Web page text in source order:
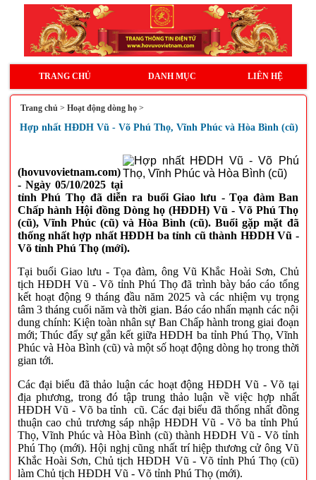
TRANG CHỦ DANH MỤC LIÊN HỆ
Trang chủ > Hoạt động dòng họ>
Hợp nhất HĐDH Vũ - Võ Phú Thọ, Vĩnh Phúc và Hòa Bình (cũ)
(hovuvovietnam.com)
- Ngày 05/10/2025 tại
tỉnh Phú Thọ đã diễn ra buổi Giao lưu - Tọa đàm Ban
Chấp hành Hội đồng Dòng họ (HĐDH) Vũ - Võ Phú Thọ
(cũ), Vĩnh Phúc (cũ) và Hòa Bình (cũ). Buổi gặp mặt đã
thống nhất hợp nhất HĐDH ba tỉnh cũ thành HĐDH Vũ -
Võ tỉnh Phú Thọ (mới).
Tại buổi Giao lưu - Tọa đàm, ông Vũ Khắc Hoài Sơn, Chủ
tịch HĐDH Vũ - Võ tỉnh Phú Thọ đã trình bày báo cáo tổng
kết hoạt động 9 tháng đầu năm 2025 và các nhiệm vụ trọng
tâm 3 tháng cuối năm và thời gian. Báo cáo nhấn mạnh các nội
dung chính: Kiện toàn nhân sự Ban Chấp hành trong giai đoạn
mới; Thúc đẩy sự gắn kết giữa HĐDH ba tỉnh Phú Thọ, Vĩnh
Phúc và Hòa Bình (cũ) và một số hoạt động dòng họ trong thời
gian tới.
Các đại biểu đã thảo luận các hoạt động HĐDH Vũ - Võ tại
địa phương, trong đó tập trung thảo luận về việc hợp nhất
HĐDH Vũ - Võ ba tỉnh cũ. Các đại biểu đã thống nhất đồng
thuận cao chủ trương sáp nhập HĐDH Vũ - Võ ba tỉnh Phú
Thọ, Vĩnh Phúc và Hòa Bình (cũ) thành HĐDH Vũ - Võ tỉnh
Phú Thọ (mới). Hội nghị cũng nhất trí hiệp thương cử ông Vũ
Khắc Hoài Sơn, Chủ tịch HĐDH Vũ - Võ tỉnh Phú Thọ (cũ)
làm Chủ tịch HĐDH Vũ - Võ tỉnh Phú Thọ (mới).